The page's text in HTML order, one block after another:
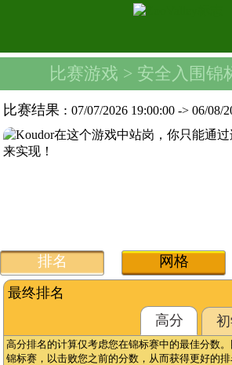
比赛游戏 > 安全入围锦
比赛结果 :07/07/2026 19:00:00 ->06/08/
排名 网格
最终排名
高分
高分排名的计算仅考虑您在锦标赛中的最佳分数
锦标赛，以击败您之前的分数，从而获得更好的排